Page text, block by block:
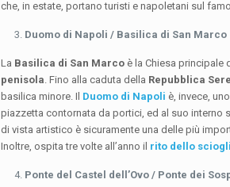
che, in estate, portano turisti e napoletani sul
Duomo di Napoli / Basilica di San Marco
La Basilica di San Marcoè la Chiesa principale
penisola. Fino alla caduta della Repubblica
basilica minore. Il Duomo di Napoli è, invece,
piazzetta contornata da portici, ed al suo interno
di vista artistico è sicuramente una delle più
Inoltre, ospita tre volte all’anno il rito dello
Ponte del Castel dell’Ovo / Ponte dei